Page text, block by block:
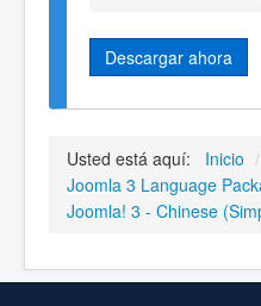
Descargar ahora
Usted está aquí: Inicio /
Joomla 3 Language
Joomla! 3 - Chinese